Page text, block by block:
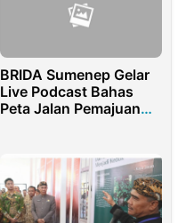
BRIDA Sumenep Gelar
Live Podcast Bahas
Peta Jalan Pemajuan